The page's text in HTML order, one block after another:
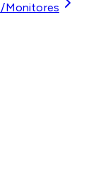
Monitores